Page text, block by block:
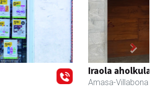
Next